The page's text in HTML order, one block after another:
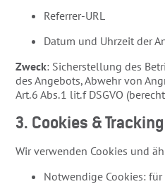
Referrer-URL
Datum und Uhrzeit der
Zweck: Sicherstellung des
des Angebots, Abwehr von
Art. 6 Abs. 1 lit. f DSGVO
3. Cookies & Tracking
Wir verwenden Cookies und
Notwendige Cookies: